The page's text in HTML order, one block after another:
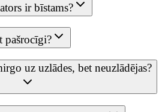
ir bīstams?
pašrocīgi?
uz uzlādes, bet neuzlādējas?